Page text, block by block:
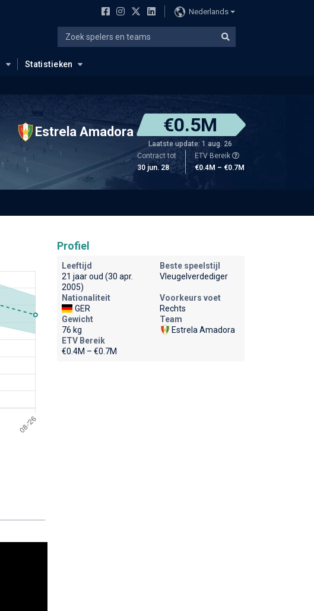
Nederlands
Statistieken
Estrela Amadora €0.5M
Laatste update: 1 aug. 26
Contract tot
30 jun. 28
ETV Bereik
€0.4M – €0.7M
Profiel
Leeftijd
21 jaar oud (30 apr.
2005)
Beste speelstijl
Vleugelverdediger
Nationaliteit
GER
Voorkeurs voet
Rechts
Gewicht
76 kg
Team
Estrela Amadora
ETV Bereik
€0.4M – €0.7M